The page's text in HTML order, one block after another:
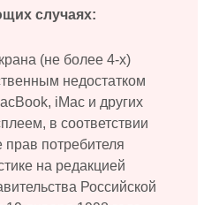
случаях:
(не более 4-х)
недостатком
iMac и других
в соответствии
потребителя
на редакцией
Российской